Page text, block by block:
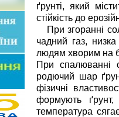
ґрунті, який
стійкість до
При згоранні
чадний газ,
людям хворим на
При спалюванні
родючий шар
фізичні
формують
температура